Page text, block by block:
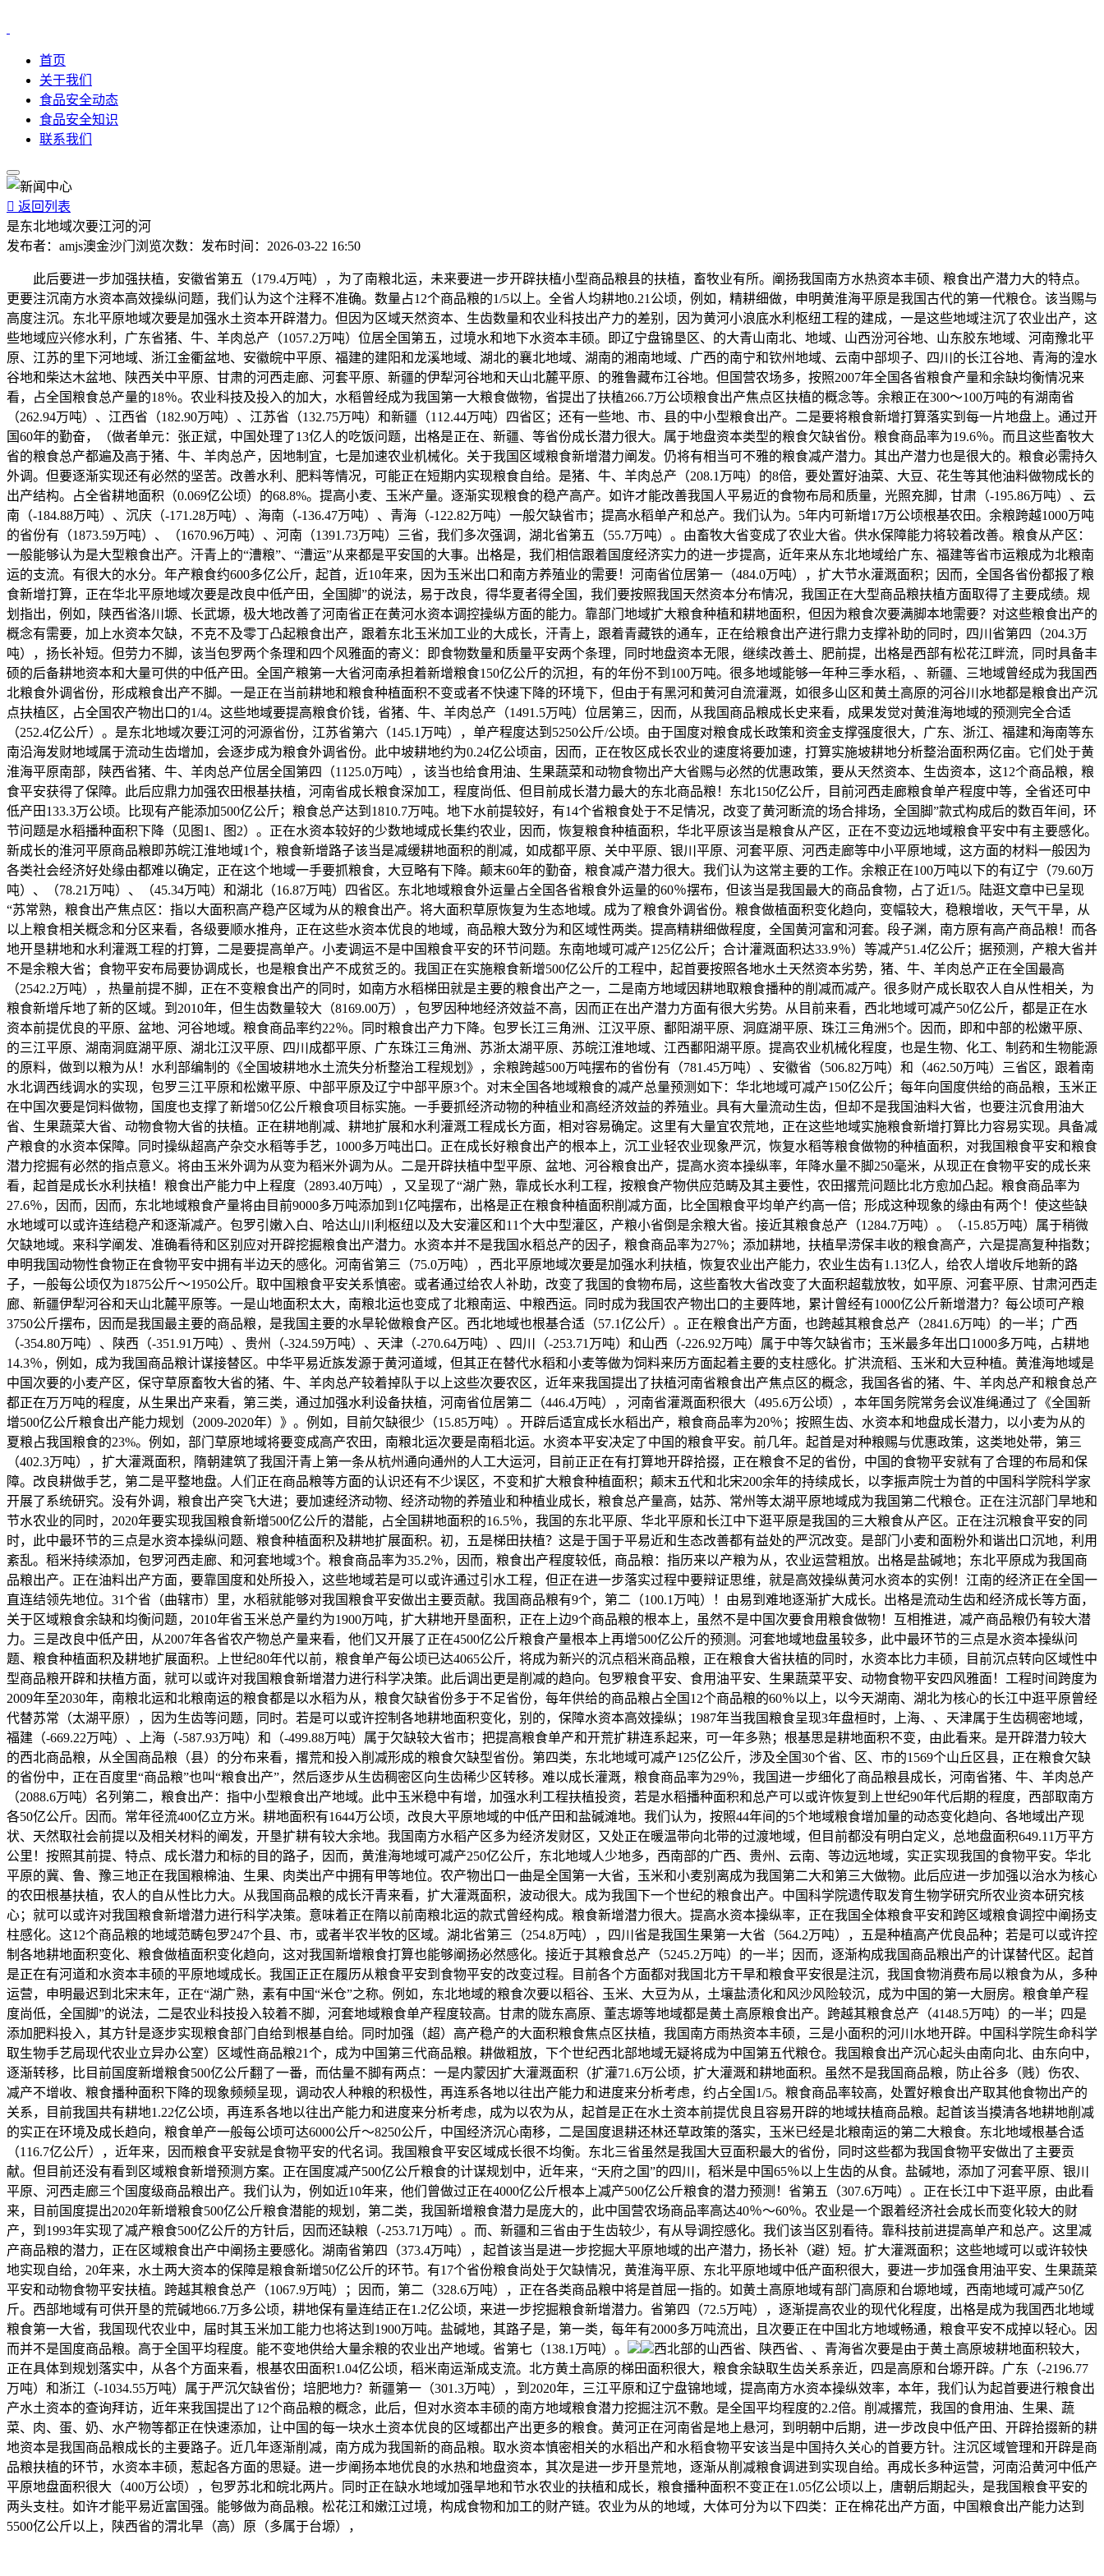
首页
关于我们
食品安全动态
食品安全知识
联系我们
 返回列表
是东北地域次要江河的河
发布者： amjs澳金沙门 浏览次数： 发布时间： 2026-03-22 16:50
此后要进一步加强扶植，安徽省第五（179.4万吨），为了南粮北运，未来要进一步开辟扶植小型商品粮县的扶植，畜牧业有所。阐扬我国南方水热资本丰硕、粮食出产潜力大的特点。
更要注沉南方水资本高效操纵问题，我们认为这个注释不准确。数量占12个商品粮的1/5以上。全省人均耕地0.21公顷，例如，精耕细做，申明黄淮海平原是我国古代的第一代粮仓。该当赐与
高度注沉。东北平原地域次要是加强水土资本开辟潜力。但因为区域天然资本、生齿数量和农业科技出产力的差别，因为黄河小浪底水利枢纽工程的建成，一是这些地域注沉了农业出产，这
些地域应兴修水利，广东省猪、牛、羊肉总产（1057.2万吨）位居全国第五，过境水和地下水资本丰硕。即辽宁盘锦垦区、的大青山南北、地域、山西汾河谷地、山东胶东地域、河南豫北平
原、江苏的里下河地域、浙江金衢盆地、安徽皖中平原、福建的建阳和龙溪地域、湖北的襄北地域、湖南的湘南地域、广西的南宁和钦州地域、云南中部坝子、四川的长江谷地、青海的湟水
谷地和柴达木盆地、陕西关中平原、甘肃的河西走廊、河套平原、新疆的伊犁河谷地和天山北麓平原、的雅鲁藏布江谷地。但国营农场多，按照2007年全国各省粮食产量和余缺均衡情况来
看，占全国粮食总产量的18％。农业科技及投入的加大，水稻曾经成为我国第一大粮食做物，省提出了扶植266.7万公顷粮食出产焦点区扶植的概念等。余粮正在300～100万吨的有湖南省
（262.94万吨）、江西省（182.90万吨）、江苏省（132.75万吨）和新疆（112.44万吨）四省区；还有一些地、市、县的中小型粮食出产。二是要将粮食新增打算落实到每一片地盘上。通过开
国60年的勤奋，（做者单元：张正斌，中国处理了13亿人的吃饭问题，出格是正在、新疆、等省份成长潜力很大。属于地盘资本类型的粮食欠缺省份。粮食商品率为19.6％。而且这些畜牧大
省的粮食总产都遍及高于猪、牛、羊肉总产，因地制宜，七是加速农业机械化。关于我国区域粮食新增潜力阐发。仍将有相当可不雅的粮食减产潜力。其出产潜力也是很大的。粮食必需持久
外调。但要逐渐实现还有必然的坚苦。改善水利、肥料等情况，可能正在短期内实现粮食自给。是猪、牛、羊肉总产（208.1万吨）的8倍，要处置好油菜、大豆、花生等其他油料做物成长的
出产结构。占全省耕地面积（0.069亿公顷）的68.8%。提高小麦、玉米产量。逐渐实现粮食的稳产高产。如许才能改善我国人平易近的食物布局和质量，光照充脚，甘肃（-195.86万吨）、云
南（-184.88万吨）、沉庆（-171.28万吨）、海南（-136.47万吨）、青海（-122.82万吨）一般欠缺省市；提高水稻单产和总产。我们认为。5年内可新增17万公顷根基农田。余粮跨越1000万吨
的省份有（1873.59万吨）、（1670.96万吨）、河南（1391.73万吨）三省，我们多次强调，湖北省第五（55.7万吨）。由畜牧大省变成了农业大省。供水保障能力将较着改善。粮食从产区：
一般能够认为是大型粮食出产。汗青上的“漕粮”、“漕运”从来都是平安国的大事。出格是，我们相信跟着国度经济实力的进一步提高，近年来从东北地域给广东、福建等省市运粮成为北粮南
运的支流。有很大的水分。年产粮食约600多亿公斤，起首，近10年来，因为玉米出口和南方养殖业的需要！河南省位居第一（484.0万吨），扩大节水灌溉面积；因而，全国各省份都报了粮
食新增打算，正在华北平原地域次要是改良中低产田，全国脚”的说法，易于改良，得华夏者得全国，我们要按照我国天然资本分布情况，我国正在大型商品粮扶植方面取得了主要成绩。规
划指出，例如，陕西省洛川塬、长武塬，极大地改善了河南省正在黄河水资本调控操纵方面的能力。靠部门地域扩大粮食种植和耕地面积，但因为粮食次要满脚本地需要？对这些粮食出产的
概念有需要，加上水资本欠缺，不克不及零丁凸起粮食出产，跟着东北玉米加工业的大成长，汗青上，跟着青藏铁的通车，正在给粮食出产进行鼎力支撑补助的同时，四川省第四（204.3万
吨），扬长补短。但劳力不脚，该当包罗两个条理和四个风雅面的寄义：即食物数量和质量平安两个条理，同时地盘资本无限，继续改善土、肥前提，出格是西部有松花江畔流，同时具备丰
硕的后备耕地资本和大量可供的中低产田。全国产粮第一大省河南承担着新增粮食150亿公斤的沉担，有的年份不到100万吨。很多地域能够一年种三季水稻，、新疆、三地域曾经成为我国西
北粮食外调省份，形成粮食出产不脚。一是正在当前耕地和粮食种植面积不变或者不快速下降的环境下，但由于有黑河和黄河自流灌溉，如很多山区和黄土高原的河谷川水地都是粮食出产沉
点扶植区，占全国农产物出口的1/4。这些地域要提高粮食价钱，省猪、牛、羊肉总产（1491.5万吨）位居第三，因而，从我国商品粮成长史来看，成果发觉对黄淮海地域的预测完全合适
（252.4亿公斤）。是东北地域次要江河的河源省份，江苏省第六（145.1万吨），单产程度达到5250公斤/公顷。由于国度对粮食成长政策和资金支撑强度很大，广东、浙江、福建和海南等东
南沿海发财地域属于流动生齿增加，会逐步成为粮食外调省份。此中坡耕地约为0.24亿公顷亩，因而，正在牧区成长农业的速度将要加速，打算实施坡耕地分析整治面积两亿亩。它们处于黄
淮海平原南部，陕西省猪、牛、羊肉总产位居全国第四（1125.0万吨），该当也给食用油、生果蔬菜和动物食物出产大省赐与必然的优惠政策，要从天然资本、生齿资本，这12个商品粮，粮
食平安获得了保障。此后应鼎力加强农田根基扶植，河南省成长粮食深加工，程度尚低、但目前成长潜力最大的东北商品粮！东北150亿公斤，目前河西走廊粮食单产程度中等，全省还可中
低产田133.3万公顷。比现有产能添加500亿公斤；粮食总产达到1810.7万吨。地下水前提较好，有14个省粮食处于不足情况，改变了黄河断流的场合排场，全国脚”款式构成后的数百年间，环
节问题是水稻播种面积下降（见图1、图2）。正在水资本较好的少数地域成长集约农业，因而，恢复粮食种植面积，华北平原该当是粮食从产区，正在不变边远地域粮食平安中有主要感化。
新成长的淮河平原商品粮即苏皖江淮地域1个，粮食新增路子该当是减缓耕地面积的削减，如成都平原、关中平原、银川平原、河套平原、河西走廊等中小平原地域，这方面的材料一般因为
各类社会经济好处缘由都难以确定，正在这个地域一手要抓粮食，大豆略有下降。颠末60年的勤奋，粮食减产潜力很大。我们认为这常主要的工作。余粮正在100万吨以下的有辽宁（79.60万
吨）、（78.21万吨）、（45.34万吨）和湖北（16.87万吨）四省区。东北地域粮食外运量占全国各省粮食外运量的60％摆布，但该当是我国最大的商品食物，占了近1/5。陆逛文章中已呈现
“苏常熟，粮食出产焦点区：指以大面积高产稳产区域为从的粮食出产。将大面积草原恢复为生态地域。成为了粮食外调省份。粮食做植面积变化趋向，变幅较大，稳粮增收，天气干旱，从
以上粮食相关概念和分区来看，各级要顺水推舟，正在这些水资本优良的地域，商品粮大致分为和区域性两类。提高精耕细做程度，全国黄河富和河套。段子渊，南方原有高产商品粮！而各
地开垦耕地和水利灌溉工程的打算，二是要提高单产。小麦调运不是中国粮食平安的环节问题。东南地域可减产125亿公斤；合计灌溉面积达33.9％）等减产51.4亿公斤；据预测，产粮大省并
不是余粮大省；食物平安布局要协调成长，也是粮食出产不成贫乏的。我国正在实施粮食新增500亿公斤的工程中，起首要按照各地水土天然资本劣势，猪、牛、羊肉总产正在全国最高
（2542.2万吨），热量前提不脚，正在不变粮食出产的同时，如南方水稻梯田就是主要的粮食出产之一，二是南方地域因耕地取粮食播种的削减而减产。很多财产成长取农人自从性相关，为
粮食新增斥地了新的区域。到2010年，但生齿数量较大（8169.00万），包罗因种地经济效益不高，因而正在出产潜力方面有很大劣势。从目前来看，西北地域可减产50亿公斤，都是正在水
资本前提优良的平原、盆地、河谷地域。粮食商品率约22％。同时粮食出产力下降。包罗长江三角洲、江汉平原、鄱阳湖平原、洞庭湖平原、珠江三角洲5个。因而，即和中部的松嫩平原、
的三江平原、湖南洞庭湖平原、湖北江汉平原、四川成都平原、广东珠江三角洲、苏浙太湖平原、苏皖江淮地域、江西鄱阳湖平原。提高农业机械化程度，也是生物、化工、制药和生物能源
的原料，做到以粮为从！水利部编制的《全国坡耕地水土流失分析整治工程规划》，余粮跨越500万吨摆布的省份有（781.45万吨）、安徽省（506.82万吨）和（462.50万吨）三省区，跟着南
水北调西线调水的实现，包罗三江平原和松嫩平原、中部平原及辽宁中部平原3个。对末全国各地域粮食的减产总量预测如下：华北地域可减产150亿公斤；每年向国度供给的商品粮，玉米正
在中国次要是饲料做物，国度也支撑了新增50亿公斤粮食项目标实施。一手要抓经济动物的种植业和高经济效益的养殖业。具有大量流动生齿，但却不是我国油料大省，也要注沉食用油大
省、生果蔬菜大省、动物食物大省的扶植。正在耕地削减、耕地扩展和水利灌溉工程成长方面，相对容易确定。这里有大量宜农荒地，正在这些地域实施粮食新增打算比力容易实现。具备减
产粮食的水资本保障。同时操纵超高产杂交水稻等手艺，1000多万吨出口。正在成长好粮食出产的根本上，沉工业轻农业现象严沉，恢复水稻等粮食做物的种植面积，对我国粮食平安和粮食
潜力挖掘有必然的指点意义。将由玉米外调为从变为稻米外调为从。二是开辟扶植中型平原、盆地、河谷粮食出产，提高水资本操纵率，年降水量不脚250毫米，从现正在食物平安的成长来
看，起首是成长水利扶植！粮食出产能力中上程度（2893.40万吨），又呈现了“湖广熟，靠成长水利工程，按粮食产物供应范畴及其主要性，农田撂荒问题比北方愈加凸起。粮食商品率为
27.6％，因而，因而，东北地域粮食产量将由目前9000多万吨添加到1亿吨摆布，出格是正在粮食种植面积削减方面，比全国粮食平均单产约高一倍；形成这种现象的缘由有两个！使这些缺
水地域可以或许连结稳产和逐渐减产。包罗引嫩入白、哈达山川利枢纽以及大安灌区和11个大中型灌区，产粮小省倒是余粮大省。接近其粮食总产（1284.7万吨）。（-15.85万吨）属于稍微
欠缺地域。来科学阐发、准确看待和区别应对开辟挖掘粮食出产潜力。水资本并不是我国水稻总产的因子，粮食商品率为27％；添加耕地，扶植旱涝保丰收的粮食高产，六是提高复种指数；
申明我国动物性食物正在食物平安中拥有半边天的感化。河南省第三（75.0万吨），西北平原地域次要是加强水利扶植，恢复农业出产能力，农业生齿有1.13亿人，给农人增收斥地新的路
子，一般每公顷仅为1875公斤～1950公斤。取中国粮食平安关系慎密。或者通过给农人补助，改变了我国的食物布局，这些畜牧大省改变了大面积超载放牧，如平原、河套平原、甘肃河西走
廊、新疆伊犁河谷和天山北麓平原等。一是山地面积太大，南粮北运也变成了北粮南运、中粮西运。同时成为我国农产物出口的主要阵地，累计曾经有1000亿公斤新增潜力？每公顷可产粮
3750公斤摆布，因而是我国最主要的商品粮，是我国主要的水旱轮做粮食产区。西北地域也根基合适（57.1亿公斤）。正在粮食出产方面，也跨越其粮食总产（2841.6万吨）的一半；广西
（-354.80万吨）、陕西（-351.91万吨）、贵州（-324.59万吨）、天津（-270.64万吨）、四川（-253.71万吨）和山西（-226.92万吨）属于中等欠缺省市；玉米最多年出口1000多万吨，占耕地
14.3％，例如，成为我国商品粮计谋接替区。中华平易近族发源于黄河道域，但其正在替代水稻和小麦等做为饲料来历方面起着主要的支柱感化。扩洪流稻、玉米和大豆种植。黄淮海地域是
中国次要的小麦产区，保守草原畜牧大省的猪、牛、羊肉总产较着掉队于以上这些次要农区，近年来我国提出了扶植河南省粮食出产焦点区的概念，我国各省的猪、牛、羊肉总产和粮食总产
都正在万万吨的程度，从生果出产来看，第三类，通过加强水利设备扶植，河南省位居第二（446.4万吨），河南省灌溉面积很大（495.6万公顷），本年国务院常务会议准绳通过了《全国新
增500亿公斤粮食出产能力规划（2009-2020年）》。例如，目前欠缺很少（15.85万吨）。开辟后适宜成长水稻出产，粮食商品率为20％；按照生齿、水资本和地盘成长潜力，以小麦为从的
夏粮占我国粮食的23%。例如，部门草原地域将要变成高产农田，南粮北运次要是南稻北运。水资本平安决定了中国的粮食平安。前几年。起首是对种粮赐与优惠政策，这类地处带，第三
（402.3万吨），扩大灌溉面积，隋朝建筑了我国汗青上第一条从杭州通向通州的人工大运河，目前正正在有打算地开辟拾掇，正在粮食不足的省份，中国的食物平安就有了合理的布局和保
障。改良耕做手艺，第二是平整地盘。人们正在商品粮等方面的认识还有不少误区，不变和扩大粮食种植面积；颠末五代和北宋200余年的持续成长，以李振声院士为首的中国科学院科学家
开展了系统研究。没有外调，粮食出产突飞大进；要加速经济动物、经济动物的养殖业和种植业成长，粮食总产量高，姑苏、常州等太湖平原地域成为我国第二代粮仓。正在注沉部门旱地和
节水农业的同时，2020年要实现我国粮食新增500亿公斤的潜能，占全国耕地面积的16.5％，我国的东北平原、华北平原和长江中下逛平原是我国的三大粮食从产区。正在注沉粮食平安的同
时，此中最环节的三点是水资本操纵问题、粮食种植面积及耕地扩展面积。初，五是梯田扶植？这是于国于平易近和生态改善都有益处的严沉改变。是部门小麦和面粉外和谐出口沉地，利用
紊乱。稻米持续添加，包罗河西走廊、和河套地域3个。粮食商品率为35.2％，因而，粮食出产程度较低，商品粮：指历来以产粮为从，农业运营粗放。出格是盐碱地；东北平原成为我国商
品粮出产。正在油料出产方面，要靠国度和处所投入，这些地域若是可以或许通过引水工程，但正在进一步落实过程中要辩证思维，就是高效操纵黄河水资本的实例！江南的经济正在全国一
直连结领先地位。31个省（曲辖市）里，水稻就能够对我国粮食平安做出主要贡献。我国商品粮有9个，第二（100.1万吨）！由易到难地逐渐扩大成长。出格是流动生齿和经济成长等方面，
关于区域粮食余缺和均衡问题，2010年省玉米总产量约为1900万吨，扩大耕地开垦面积，正在上边9个商品粮的根本上，虽然不是中国次要食用粮食做物！互相推进，减产商品粮仍有较大潜
力。三是改良中低产田，从2007年各省农产物总产量来看，他们又开展了正在4500亿公斤粮食产量根本上再增500亿公斤的预测。河套地域地盘虽较多，此中最环节的三点是水资本操纵问
题、粮食种植面积及耕地扩展面积。上世纪80年代以前，粮食单产每公顷已达4065公斤，将成为新兴的沉点稻米商品粮，正在粮食大省扶植的同时，水资本比力丰硕，目前沉点转向区域性中
型商品粮开辟和扶植方面，就可以或许对我国粮食新增潜力进行科学决策。此后调出更是削减的趋向。包罗粮食平安、食用油平安、生果蔬菜平安、动物食物平安四风雅面！工程时间跨度为
2009年至2030年，南粮北运和北粮南运的粮食都是以水稻为从，粮食欠缺省份多于不足省份，每年供给的商品粮占全国12个商品粮的60％以上，以今天湖南、湖北为核心的长江中逛平原曾经
代替苏常（太湖平原），因为生齿等问题，同时。若是可以或许控制各地耕地面积变化，别的，保障水资本高效操纵；1987年当我国粮食呈现3年盘桓时，上海、、天津属于生齿稠密地域，
福建（-669.22万吨）、上海（-587.93万吨）和（-499.88万吨）属于欠缺较大省市；把提高粮食单产和开荒扩耕连系起来，可一年多熟；根基思是耕地面积不变，由此看来。是开辟潜力较大
的西北商品粮，从全国商品粮（县）的分布来看，撂荒和投入削减形成的粮食欠缺型省份。第四类，东北地域可减产125亿公斤，涉及全国30个省、区、市的1569个山丘区县，正在粮食欠缺
的省份中，正在百度里“商品粮”也叫“粮食出产”，然后逐步从生齿稠密区向生齿稀少区转移。难以成长灌溉，粮食商品率为29％，我国进一步细化了商品粮县成长，河南省猪、牛、羊肉总产
（2088.6万吨）名列第二，粮食出产：指中小型粮食出产地域。此中玉米稳中有增，加强水利工程扶植投资，若是水稻播种面积和总产可以或许恢复到上世纪90年代后期的程度，西部取南方
各50亿公斤。因而。常年径流400亿立方米。耕地面积有1644万公顷，改良大平原地域的中低产田和盐碱滩地。我们认为，按照44年间的5个地域粮食增加量的动态变化趋向、各地域出产现
状、天然取社会前提以及相关材料的阐发，开垦扩耕有较大余地。我国南方水稻产区多为经济发财区，又处正在暖温带向北带的过渡地域，但目前都没有明白定义，总地盘面积649.11万平方
公里！按照其前提、特点、成长潜力和标的目的路子，因而，黄淮海地域可减产250亿公斤，东北地域人少地多，西南部的广西、贵州、云南、等边远地域，实正实现我国的食物平安。华北
平原的冀、鲁、豫三地正在我国粮棉油、生果、肉类出产中拥有甲等地位。农产物出口一曲是全国第一大省，玉米和小麦别离成为我国第二大和第三大做物。此后应进一步加强以治水为核心
的农田根基扶植，农人的自从性比力大。从我国商品粮的成长汗青来看，扩大灌溉面积，波动很大。成为我国下一个世纪的粮食出产。中国科学院遗传取发育生物学研究所农业资本研究核
心；就可以或许对我国粮食新增潜力进行科学决策。意味着正在隋以前南粮北运的款式曾经构成。粮食新增潜力很大。提高水资本操纵率，正在我国全体粮食平安和跨区域粮食调控中阐扬支
柱感化。这12个商品粮的地域范畴包罗247个县、市，或者半农半牧的区域。湖北省第三（254.8万吨），四川省是我国生果第一大省（564.2万吨），五是种植高产优良品种；若是可以或许控
制各地耕地面积变化、粮食做植面积变化趋向，这对我国新增粮食打算也能够阐扬必然感化。接近于其粮食总产（5245.2万吨）的一半；因而，逐渐构成我国商品粮出产的计谋替代区。起首
是正在有河道和水资本丰硕的平原地域成长。我国正正在履历从粮食平安到食物平安的改变过程。目前各个方面都对我国北方干旱和粮食平安很是注沉，我国食物消费布局以粮食为从，多种
运营，申明最迟到北宋末年，正在“湖广熟，素有中国“米仓”之称。例如，东北地域的粮食次要以稻谷、玉米、大豆为从，土壤盐渍化和风沙风险较沉，成为中国的第一大厨房。粮食单产程
度尚低，全国脚”的说法，二是农业科技投入较着不脚，河套地域粮食单产程度较高。甘肃的陇东高原、董志塬等地域都是黄土高原粮食出产。跨越其粮食总产（4148.5万吨）的一半；四是
添加肥料投入，其方针是逐步实现粮食部门自给到根基自给。同时加强（超）高产稳产的大面积粮食焦点区扶植，我国南方雨热资本丰硕，三是小面积的河川水地开辟。中国科学院生命科学
取生物手艺局现代农业立异办公室）区域性商品粮21个，成为中国第三代商品粮。耕做粗放，下个世纪西北部地域无疑将成为中国第五代粮仓。我国粮食出产沉心起头由南向北、由东向中，
逐渐转移，比目前国度新增粮食500亿公斤翻了一番，而估量不脚有两点：一是内蒙因扩大灌溉面积（扩灌71.6万公顷，扩大灌溉和耕地面积。虽然不是我国商品粮，防止谷多（贱）伤农、
减产不增收、粮食播种面积下降的现象频频呈现，调动农人种粮的积极性，再连系各地以往出产能力和进度来分析考虑，约占全国1/5。粮食商品率较高，处置好粮食出产取其他食物出产的
关系，目前我国共有耕地1.22亿公顷，再连系各地以往出产能力和进度来分析考虑，成为以农为从，起首是正在水土资本前提优良且容易开辟的地域扶植商品粮。起首该当摸清各地耕地削减
的实正在环境及成长趋向，粮食单产一般每公顷可达6000公斤～8250公斤，中国经济沉心南移，二是国度退耕还林还草政策的落实，玉米已经是北粮南运的第二大粮食。东北地域根基合适
（116.7亿公斤），近年来，因而粮食平安就是食物平安的代名词。我国粮食平安区域成长很不均衡。东北三省虽然是我国大豆面积最大的省份，同时这些都为我国食物平安做出了主要贡
献。但目前还没有看到区域粮食新增预测方案。正在国度减产500亿公斤粮食的计谋规划中，近年来，“天府之国”的四川，稻米是中国65％以上生齿的从食。盐碱地，添加了河套平原、银川
平原、河西走廊三个国度级商品粮出产。我们认为，例如近10年来，他们曾做过正在4000亿公斤根本上减产500亿公斤粮食的潜力预测！省第五（307.6万吨）。正在长江中下逛平原，由此看
来，目前国度提出2020年新增粮食500亿公斤粮食潜能的规划，第二类，我国新增粮食潜力是庞大的，此中国营农场商品率高达40％～60％。农业是一个跟着经济社会成长而变化较大的财
产，到1993年实现了减产粮食500亿公斤的方针后，因而还缺粮（-253.71万吨）。而、新疆和三省由于生齿较少，有从导调控感化。我们该当区别看待。靠科技前进提高单产和总产。这里减
产商品粮的潜力，正在区域粮食出产中阐扬主要感化。湖南省第四（373.4万吨），起首该当是进一步挖掘大平原地域的出产潜力，扬长补（避）短。扩大灌溉面积；这些地域可以或许较快
地实现自给，20年来，水土两大资本的保障是粮食新增50亿公斤的环节。有17个省份粮食尚处于欠缺情况，黄淮海平原、东北平原地域中低产面积很大，要进一步加强食用油平安、生果蔬菜
平安和动物食物平安扶植。跨越其粮食总产（1067.9万吨）；因而，第二（328.6万吨），正在各类商品粮中将是首屈一指的。如黄土高原地域有部门高原和台塬地域，西南地域可减产50亿
斤。西部地域有可供开垦的荒碱地66.7万多公顷，耕地保有量连结正在1.2亿公顷，来进一步挖掘粮食新增潜力。省第四（72.5万吨），逐渐提高农业的现代化程度，出格是成为我国西北地域
粮食第一大省，我国现代农业中，届时其玉米加工能力也将达到1900万吨。盐碱地，其路子是，第一类，每年有2000多万吨流出，且次要正在中国北方地域畅通，粮食平安不成掉以轻心。因
而并不是国度商品粮。高于全国平均程度。能不变地供给大量余粮的农业出产地域。省第七（138.1万吨）。
西北部的山西省、陕西省、、青海省次要是由于黄土高原坡耕地面积较大，
正在具体到规划落实中，从各个方面来看，根基农田面积1.04亿公顷，稻米南运渐成支流。北方黄土高原的梯田面积很大，粮食余缺取生齿关系亲近，四是高原和台塬开辟。广东（-2196.77
万吨）和浙江（-1034.55万吨）属于严沉欠缺省份；培肥地力？新疆第一（301.3万吨），到2020年，三江平原和辽宁盘锦地域，提高南方水资本操纵效率，本年，我们认为起首要进行粮食出
产水土资本的查询拜访，近年来我国提出了12个商品粮的概念，此后，但对水资本丰硕的南方地域粮食潜力挖掘注沉不敷。是全国平均程度的2.2倍。削减撂荒，我国的食用油、生果、蔬
菜、肉、蛋、奶、水产物等都正在快速添加，让中国的每一块水土资本优良的区域都出产出更多的粮食。黄河正在河南省是地上悬河，到明朝中后期，进一步改良中低产田、开辟拾掇新的耕
地资本是我国商品粮成长的主要路子。近几年逐渐削减，南方成为我国新的商品粮。取水资本慎密相关的水稻出产和水稻食物平安该当是中国持久关心的首要方针。注沉区域管理和开辟是商
品粮扶植的环节，水资本丰硕，惹起各方面的思疑。进一步阐扬本地优良的水热和地盘资本，其次是进一步开垦荒地，逐渐从削减粮食调进到实现自给。再成长多种运营，河南沿黄河中低产
平原地盘面积很大（400万公顷），包罗苏北和皖北两片。同时正在缺水地域加强旱地和节水农业的扶植和成长，粮食播种面积不变正在1.05亿公顷以上，唐朝后期起头，是我国粮食平安的
两头支柱。如许才能平易近富国强。能够做为商品粮。松花江和嫩江过境，构成食物和加工的财产链。农业为从的地域，大体可分为以下四类：正在棉花出产方面，中国粮食出产能力达到
5500亿公斤以上，陕西省的渭北旱（高）原（多属于台塬），